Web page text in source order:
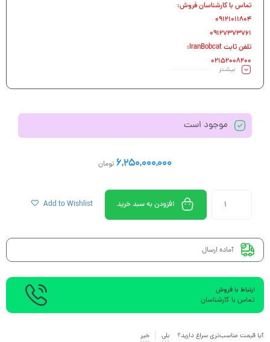
تماس با کارشناسان فروش:
09121011804
09127373761
تلفن ثابت IranBobcat:
02152008200
بیشـتر
موجود است
6,250,000,000 تومان
افزودن به سبد خرید Add to Wishlist
آماده ارسال
ارتباط با فروش
تماس با کارشناسان
آیا قیمت مناسب‌تری سراغ دارید؟ بلی خیر